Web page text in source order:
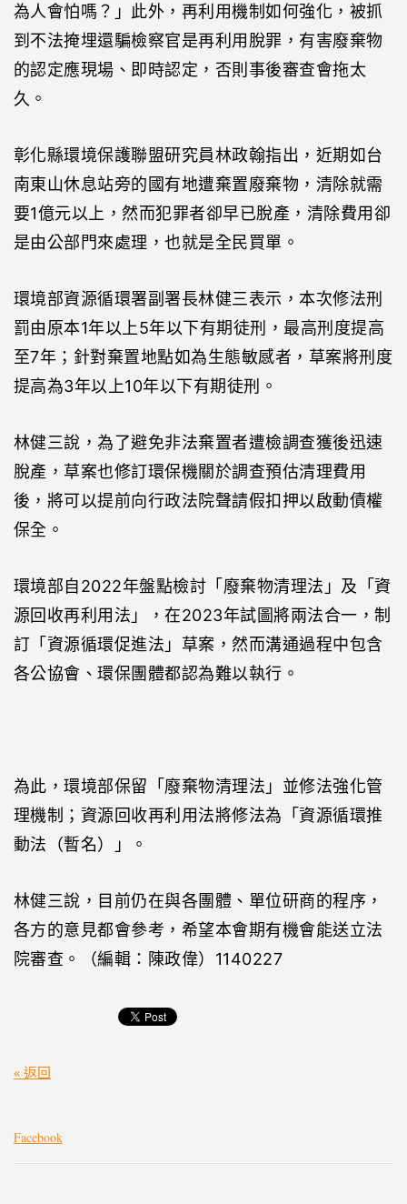
為人會怕嗎？」此外，再利用機制如何強化，被抓
到不法掩埋還騙檢察官是再利用脫罪，有害廢棄物
的認定應現場、即時認定，否則事後審查會拖太
久。
彰化縣環境保護聯盟研究員林政翰指出，近期如台
南東山休息站旁的國有地遭棄置廢棄物，清除就需
要1億元以上，然而犯罪者卻早已脫產，清除費用卻
是由公部門來處理，也就是全民買單。
環境部資源循環署副署長林健三表示，本次修法刑
罰由原本1年以上5年以下有期徒刑，最高刑度提高
至7年；針對棄置地點如為生態敏感者，草案將刑度
提高為3年以上10年以下有期徒刑。
林健三說，為了避免非法棄置者遭檢調查獲後迅速
脫產，草案也修訂環保機關於調查預估清理費用
後，將可以提前向行政法院聲請假扣押以啟動債權
保全。
環境部自2022年盤點檢討「廢棄物清理法」及「資
源回收再利用法」，在2023年試圖將兩法合一，制
訂「資源循環促進法」草案，然而溝通過程中包含
各公協會、環保團體都認為難以執行。
為此，環境部保留「廢棄物清理法」並修法強化管
理機制；資源回收再利用法將修法為「資源循環推
動法（暫名）」。
林健三說，目前仍在與各團體、單位研商的程序，
各方的意見都會參考，希望本會期有機會能送立法
院審查。（編輯：陳政偉）1140227
« 返回
Facebook